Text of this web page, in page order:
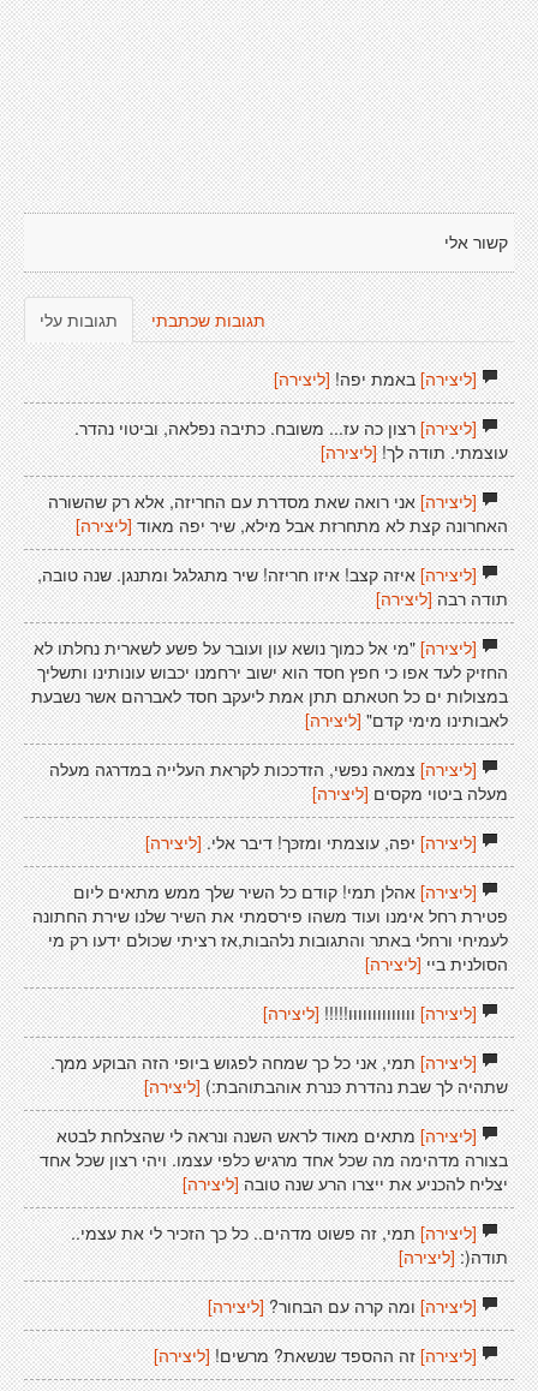
קשור אלי
תגובות עלי תגובות שכתבתי
[ליצירה]באמת יפה! [ליצירה]
[ליצירה]רצון כה עז... משובח. כתיבה נפלאה, וביטוי נהדר.
עוצמתי. תודה לך! [ליצירה]
[ליצירה]אני רואה שאת מסדרת עם החריזה, אלא רק שהשורה
האחרונה קצת לא מתחרזת אבל מילא, שיר יפה מאוד[ליצירה]
[ליצירה]איזה קצב! איזו חריזה! שיר מתגלגל ומתנגן. שנה טובה,
תודה רבה [ליצירה]
[ליצירה]"מי אל כמוך נושא עון ועובר על פשע לשארית נחלתו לא
החזיק לעד אפו כי חפץ חסד הוא ישוב ירחמנו יכבוש עונותינו ותשליך
במצולות ים כל חטאתם תתן אמת ליעקב חסד לאברהם אשר נשבעת
לאבותינו מימי קדם" [ליצירה]
[ליצירה]צמאה נפשי, הזדככות לקראת העלייה במדרגה מעלה
מעלה ביטוי מקסים [ליצירה]
[ליצירה]יפה, עוצמתי ומזכּך! דיבר אלי. [ליצירה]
[ליצירה]אהלן תמי! קודם כל השיר שלך ממש מתאים ליום
פטירת רחל אימנו ועוד משהו פירסמתי את השיר שלנו שירת החתונה
לעמיחי ורחלי באתר והתגובות נלהבות,אז רציתי שכולם ידעו רק מי
הסולנית ביי [ליצירה]
[ליצירה]וווווווווווווו!!!!! [ליצירה]
[ליצירה]תמי, אני כל כך שמחה לפגוש ביופי הזה הבוקע ממך.
שתהיה לך שבת נהדרת כּנרת אוהבתוהבת:) [ליצירה]
[ליצירה]מתאים מאוד לראש השנה ונראה לי שהצלחת לבטא
בצורה מדהימה מה שכל אחד מרגיש כלפי עצמו. ויהי רצון שכל אחד
יצליח להכניע את ייצרו הרע שנה טובה [ליצירה]
[ליצירה]תמי, זה פשוט מדהים.. כל כך הזכיר לי את עצמי..
תודה(:[ליצירה]
[ליצירה]ומה קרה עם הבחור? [ליצירה]
[ליצירה]זה ההספד שנשאת? מרשים! [ליצירה]